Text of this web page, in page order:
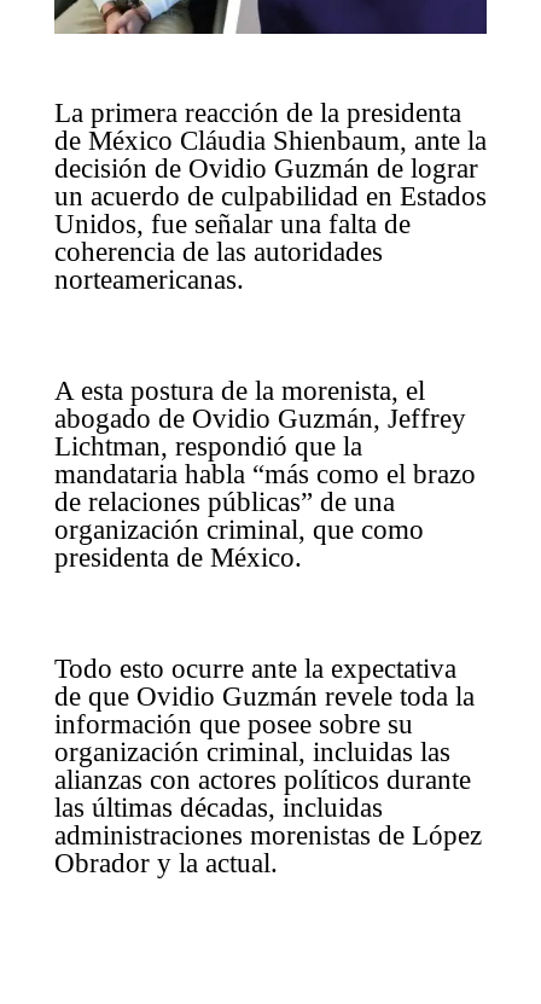
La primera reacción de la presidenta
de México Cláudia Shienbaum, ante la
decisión de Ovidio Guzmán de lograr
un acuerdo de culpabilidad en Estados
Unidos, fue señalar una falta de
coherencia de las autoridades
norteamericanas.
A esta postura de la morenista, el
abogado de Ovidio Guzmán, Jeffrey
Lichtman, respondió que la
mandataria habla “más como el brazo
de relaciones públicas” de una
organización criminal, que como
presidenta de México.
Todo esto ocurre ante la expectativa
de que Ovidio Guzmán revele toda la
información que posee sobre su
organización criminal, incluidas las
alianzas con actores políticos durante
las últimas décadas, incluidas
administraciones morenistas de López
Obrador y la actual.